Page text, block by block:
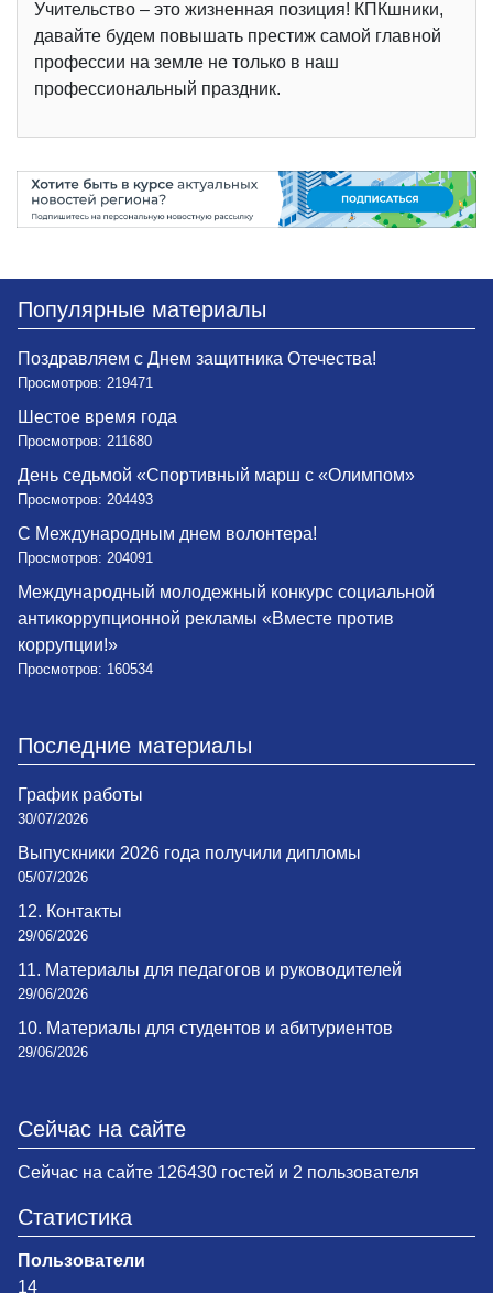
Учительство – это жизненная позиция! КПКшники,
давайте будем повышать престиж самой главной
профессии на земле не только в наш
профессиональный праздник.
Популярные материалы
Поздравляем с Днем защитника Отечества!
Просмотров: 219471
Шестое время года
Просмотров: 211680
День седьмой «Спортивный марш с «Олимпом»
Просмотров: 204493
С Международным днем волонтера!
Просмотров: 204091
Международный молодежный конкурс социальной
антикоррупционной рекламы «Вместе против
коррупции!»
Просмотров: 160534
Последние материалы
График работы
30/07/2026
Выпускники 2026 года получили дипломы
05/07/2026
12. Контакты
29/06/2026
11. Материалы для педагогов и руководителей
29/06/2026
10. Материалы для студентов и абитуриентов
29/06/2026
Сейчас на сайте
Сейчас на сайте 126430 гостей и 2 пользователя
Статистика
Пользователи
14